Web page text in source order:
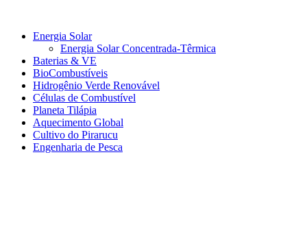
Energia Solar
Energia Solar Concentrada-Têrmica
Baterias & VE
BioCombustíveis
Hidrogênio Verde Renovável
Células de Combustível
Planeta Tilápia
Aquecimento Global
Cultivo do Pirarucu
Engenharia de Pesca